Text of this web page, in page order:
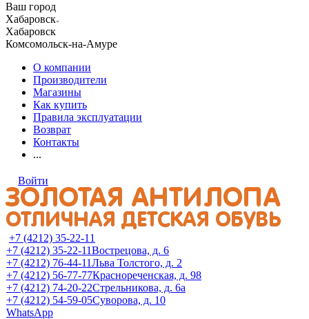
Ваш город
Хабаровск
Хабаровск
Комсомольск-на-Амуре
О компании
Производители
Магазины
Как купить
Правила эксплуатации
Возврат
Контакты
...
Войти
+7 (4212) 35-22-11
+7 (4212) 35-22-11Вострецова, д. 6
+7 (4212) 76-44-11Льва Толстого, д. 2
+7 (4212) 56-77-77Краснореченская, д. 98
+7 (4212) 74-20-22Стрельникова, д. 6а
+7 (4212) 54-59-05Суворова, д. 10
WhatsApp